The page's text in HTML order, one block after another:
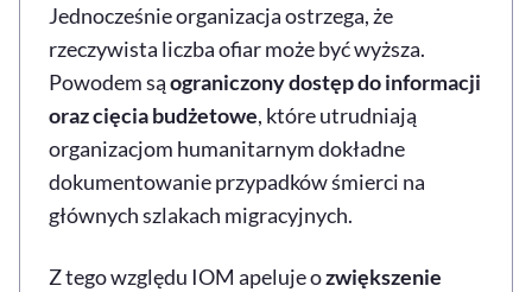
Jednocześnie organizacja ostrzega, że
rzeczywista liczba ofiar może być wyższa.
Powodem sąograniczony dostęp do informacji
oraz cięcia budżetowe, które utrudniają
organizacjom humanitarnym dokładne
dokumentowanie przypadków śmierci na
głównych szlakach migracyjnych.
Z tego względu IOM apeluje ozwiększenie